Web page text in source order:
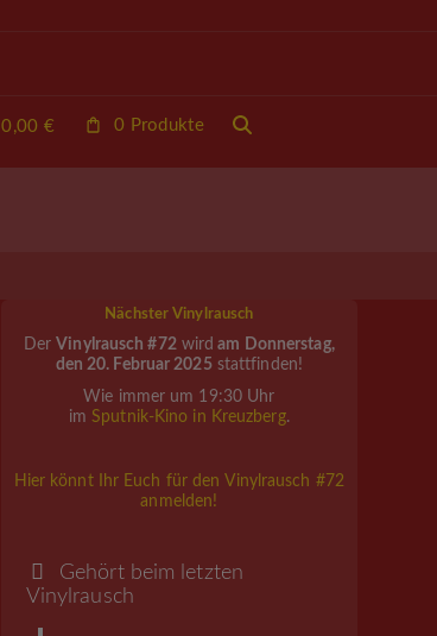
0,00 € 0 Produkte
Nächster Vinylrausch
DerVinylrausch #72 wird am Donnerstag,
den 20. Februar 2025stattfinden!
Wie immer um 19:30 Uhr
imSputnik-Kino in Kreuzberg.
Hier könnt Ihr Euch für den Vinylrausch #72
anmelden!
Gehört beim letzten
Vinylrausch